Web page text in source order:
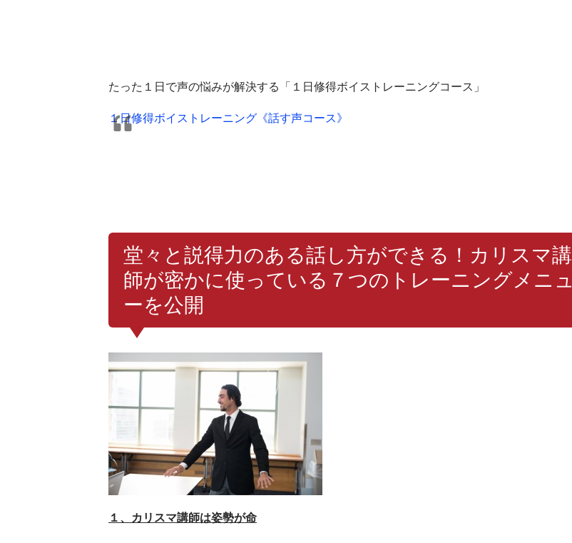
たった１日で声の悩みが解決する「１日修得ボイストレーニングコース」
１日修得ボイストレーニング《話す声コース》
堂々と説得力のある話し方ができる！カリスマ講
師が密かに使っている７つのトレーニングメニュ
ーを公開
１、カリスマ講師は姿勢が命